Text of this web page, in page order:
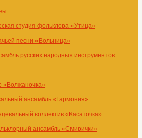
студия фольклора «Утица»
песни «Вольница»
русских народных инструментов
«Волжаночка»
ансамбль «Гармония»
коллектив «Касаточка»
ансамбль «Смирички»